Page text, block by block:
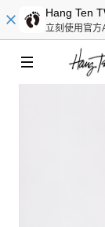
Hang Ten
立刻使用官方